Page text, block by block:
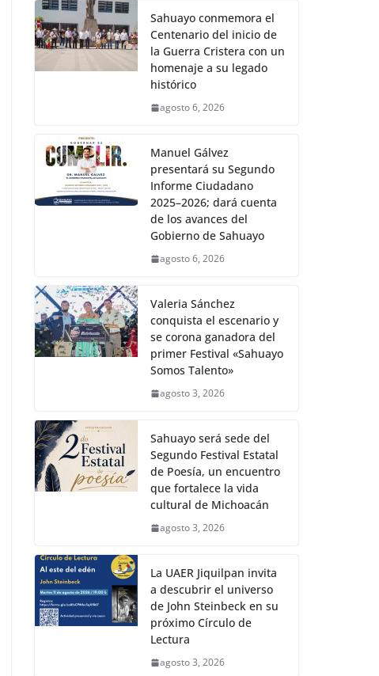
Sahuayo conmemora el
Centenario del inicio de
la Guerra Cristera con un
homenaje a su legado
histórico
agosto 6, 2026
Manuel Gálvez
presentará su Segundo
Informe Ciudadano
2025–2026; dará cuenta
de los avances del
Gobierno de Sahuayo
agosto 6, 2026
Valeria Sánchez
conquista el escenario y
se corona ganadora del
primer Festival «Sahuayo
Somos Talento»
agosto 3, 2026
Sahuayo será sede del
Segundo Festival Estatal
de Poesía, un encuentro
que fortalece la vida
cultural de Michoacán
agosto 3, 2026
La UAER Jiquilpan invita
a descubrir el universo
de John Steinbeck en su
próximo Círculo de
Lectura
agosto 3, 2026